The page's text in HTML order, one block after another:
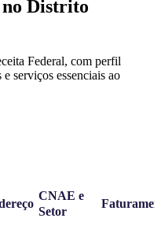
no Distrito
Federal, com perfil
serviços essenciais ao
CNAE e
Setor